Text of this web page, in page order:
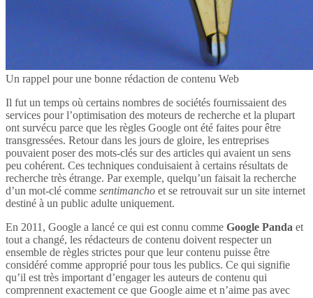
Un rappel pour une bonne rédaction de contenu Web
Il fut un temps où certains nombres de sociétés fournissaient des
services pour l’optimisation des moteurs de recherche et la plupart
ont survécu parce que les règles Google ont été faites pour être
transgressées. Retour dans les jours de gloire, les entreprises
pouvaient poser des mots-clés sur des articles qui avaient un sens
peu cohérent. Ces techniques conduisaient à certains résultats de
recherche très étrange. Par exemple, quelqu’un faisait la recherche
d’un mot-clé comme sentimancho et se retrouvait sur un site internet
destiné à un public adulte uniquement.
En 2011, Google a lancé ce qui est connu comme Google Panda et
tout a changé, les rédacteurs de contenu doivent respecter un
ensemble de règles strictes pour que leur contenu puisse être
considéré comme approprié pour tous les publics. Ce qui signifie
qu’il est très important d’engager les auteurs de contenu qui
comprennent exactement ce que Google aime et n’aime pas avec